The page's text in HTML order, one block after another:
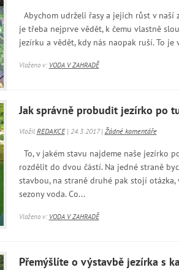
Abychom udrželi řasy a jejich růst v
je třeba nejprve vědět, k čemu vlastně
jezírku a vědět, kdy nás naopak ruší. To
Vloženo v: VODA V ZAHRADĚ
Jak správně probudit jezírko po
Vložil REDAKCE| 24.3.2017 | Žádné komentáře
To, v jakém stavu najdeme naše jezírko
rozdělit do dvou částí. Na jedné straně
stavbou, na straně druhé pak stojí
sezony voda. Co...
Vloženo v: VODA V ZAHRADĚ
Přemýšlíte o výstavbě jezírka s